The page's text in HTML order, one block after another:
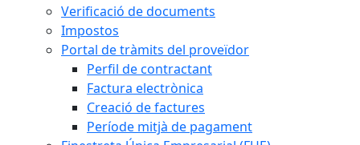
Verificació de documents
Impostos
Portal de tràmits del proveïdor
Perfil de contractant
Factura electrònica
Creació de factures
Període mitjà de pagament